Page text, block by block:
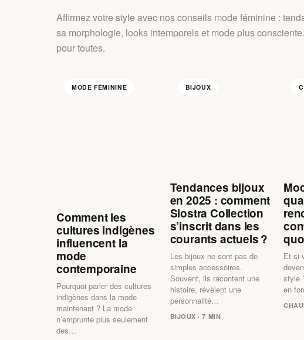
Affirmez votre style avec nos conseils mode féminine :
sa morphologie, looks intemporels et mode plus
pour toutes.
MODE FÉMININE
Comment les
cultures indigènes
influencent la
mode
contemporaine
Pourquoi parler des cultures
indigènes dans la mode
maintenant ? La mode
n’emprunte plus seulement
des…
BIJOUX
Tendances bijoux
en 2025 : comment
Siostra Collection
s’inscrit dans les
courants actuels ?
Les bijoux ne sont pas de
simples accessoires.
Souvent, ils racontent une
histoire, révèlent une
personnalité…
BIJOUX · 7 MIN
Et si
style
en